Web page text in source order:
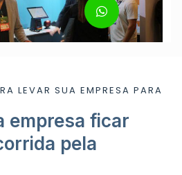
LEVAR SUA EMPRESA PARA
empresa ficar
pela